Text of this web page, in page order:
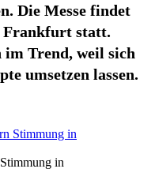
Die Messe findet
Frankfurt statt.
im Trend, weil sich
umsetzen lassen.
in